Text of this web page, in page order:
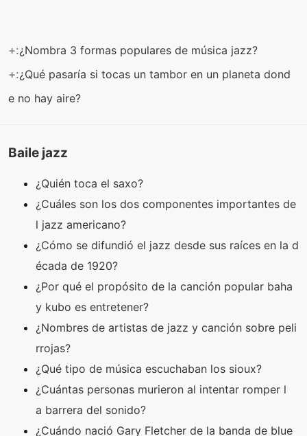
+:¿Nombra 3 formas populares de música jazz?
+:¿Qué pasaría si tocas un tambor en un planeta dond
e no hay aire?
Baile jazz
¿Quién toca el saxo?
¿Cuáles son los dos componentes importantes de
l jazz americano?
¿Cómo se difundió el jazz desde sus raíces en la d
écada de 1920?
¿Por qué el propósito de la canción popular baha
y kubo es entretener?
¿Nombres de artistas de jazz y canción sobre peli
rrojas?
¿Qué tipo de música escuchaban los sioux?
¿Cuántas personas murieron al intentar romper l
a barrera del sonido?
¿Cuándo nació Gary Fletcher de la banda de blue